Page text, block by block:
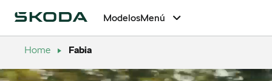
ModelosMenú
Home Fabia